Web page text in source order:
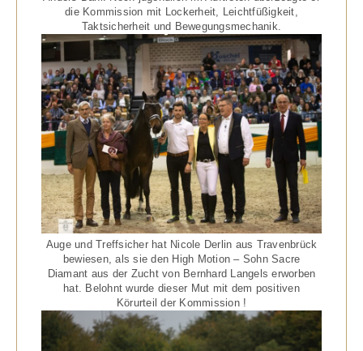
die Kommission mit Lockerheit, Leichtfüßigkeit,
Taktsicherheit und Bewegungsmechanik.
Auge und Treffsicher hat Nicole Derlin aus Travenbrück
bewiesen, als sie den High Motion – Sohn Sacre
Diamant aus der Zucht von Bernhard Langels erworben
hat. Belohnt wurde dieser Mut mit dem positiven
Körurteil der Kommission !